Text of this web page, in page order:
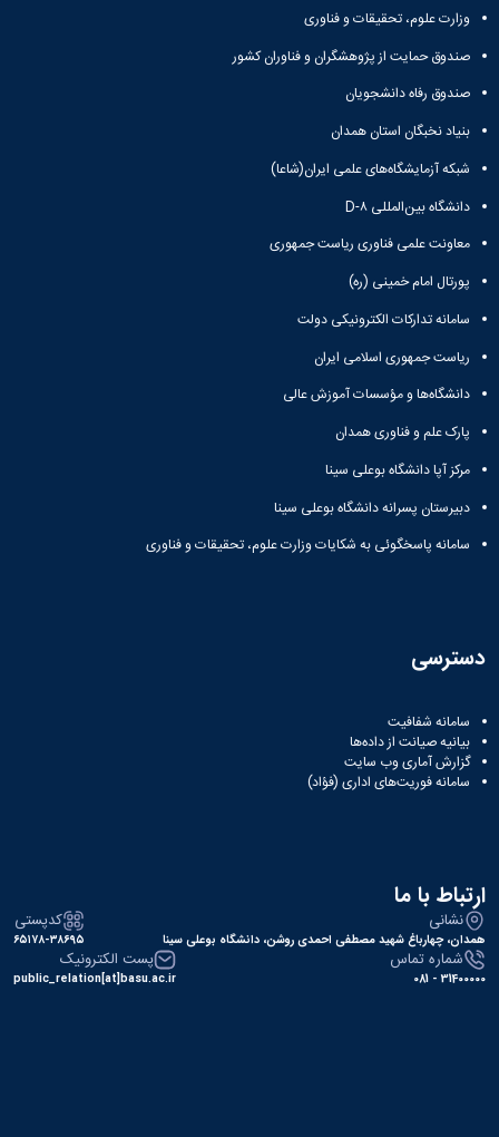
وزارت علوم، تحقیقات و فناوری
صندوق حمایت از پژوهشگران و فناوران کشور
صندوق رفاه دانشجویان
بنیاد نخبگان استان همدان
شبکه آزمایشگاه‌های علمی ایران(شاعا)
دانشگاه بین‌المللی D-۸
معاونت علمی فناوری ریاست جمهوری
پورتال امام خمینی (ره)
سامانه تدارکات الکترونیکی دولت
ریاست جمهوری اسلامی ایران
دانشگاه‌ها و مؤسسات آموزش عالی
پارک علم و فناوری همدان
مرکز آپا دانشگاه بوعلی سینا
دبیرستان پسرانه دانشگاه بوعلی سینا
سامانه پاسخگوئی به شکایات وزارت علوم، تحقیقات و فناوری
دسترسی
سامانه شفافیت
بیانیه صیانت از داده‌ها
گزارش آماری وب‌ سایت
سامانه فوریت‌های اداری (فؤاد)
ارتباط با ما
نشانی
همدان، چهارباغ شهید مصطفی احمدی روشن، دانشگاه بوعلی سینا
کدپستی
۶۵۱۷۸-۳۸۶۹۵
شماره تماس
31400000 - 081
پست الکترونیک
public_relation[at]basu.ac.ir